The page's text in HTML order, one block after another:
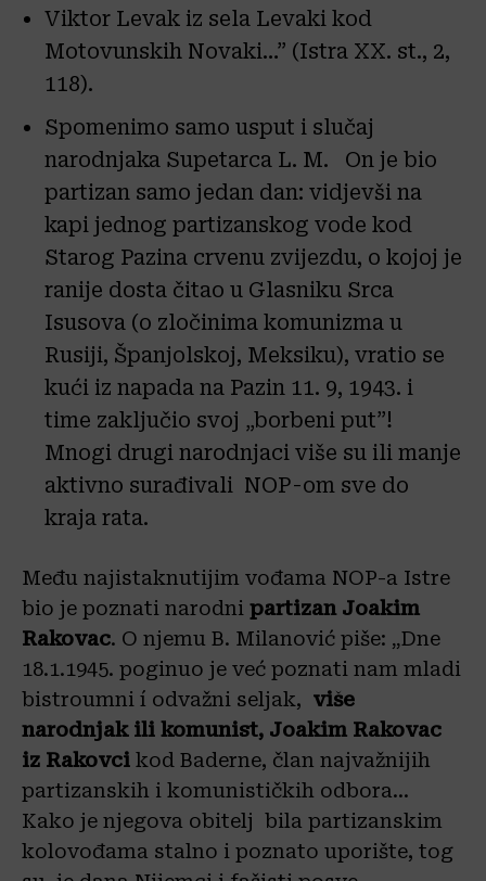
Viktor Levak iz sela Levaki kod
Motovunskih Novaki…” (Istra XX. st., 2,
118).
Spomenimo samo usput i slučaj
narodnjaka Supetarca L. M. On je bio
partizan samo jedan dan: vidjevši na
kapi jednog partizanskog vode kod
Starog Pazina crvenu zvijezdu, o kojoj je
ranije dosta čitao u Glasniku Srca
Isusova (o zločinima komunizma u
Rusiji, Španjolskoj, Meksiku), vratio se
kući iz napada na Pazin 11. 9, 1943. i
time zaključio svoj „borbeni put”!
Mnogi drugi narodnjaci više su ili manje
aktivno surađivali NOP-om sve do
kraja rata.
Među najistaknutijim vođama NOP-a Istre
bio je poznati narodni partizan Joakim
Rakovac. O njemu B. Milanović piše: „Dne
18.1.1945. poginuo je već poznati nam mladi
bistroumni í odvažni seljak, više
narodnjak ili komunist, Joakim Rakovac
iz Rakovci kod Baderne, član najvažnijih
partizanskih i komunističkih odbora…
Kako je njegova obitelj bila partizanskim
kolovođama stalno i poznato uporište, tog